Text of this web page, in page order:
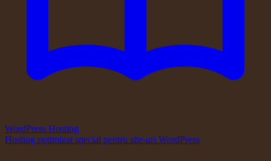
WordPress Hosting
Hosting optimizat special pentru site-uri WordPress